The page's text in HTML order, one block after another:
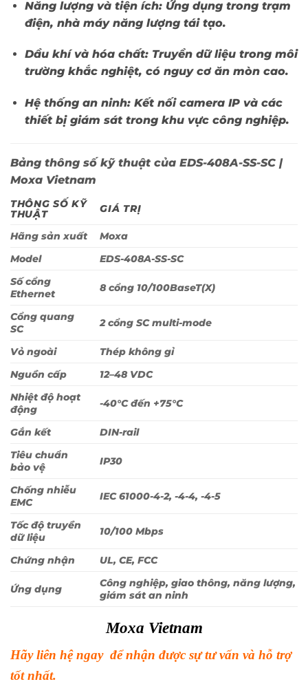
Năng lượng và tiện ích:Ứng dụng trong trạm
điện, nhà máy năng lượng tái tạo.
Dầu khí và hóa chất:Truyền dữ liệu trong môi
trường khắc nghiệt, có nguy cơ ăn mòn cao.
Hệ thống an ninh:Kết nối camera IP và các
thiết bị giám sát trong khu vực công nghiệp.
Bảng thông số kỹ thuật của EDS-408A-SS-SC |
Moxa Vietnam
THÔNG SỐ KỸ
THUẬT
GIÁ TRỊ
Hãng sản xuất
Moxa
Model
EDS-408A-SS-SC
Số cổng
Ethernet
8 cổng 10/100BaseT(X)
Cổng quang
SC
2 cổng SC multi-mode
Vỏ ngoài
Thép không gỉ
Nguồn cấp
12–48 VDC
Nhiệt độ hoạt
động
-40°C đến +75°C
Gắn kết
DIN-rail
Tiêu chuẩn
bảo vệ
IP30
Chống nhiễu
EMC
IEC 61000-4-2, -4-4, -4-5
Tốc độ truyền
dữ liệu
10/100 Mbps
Chứng nhận UL, CE, FCC
Ứng dụng
Công nghiệp, giao thông, năng lượng,
giám sát an ninh
Moxa Vietnam
Hãy liên hệ ngay để nhận được sự tư vấn và hỗ trợ
tốt nhất.